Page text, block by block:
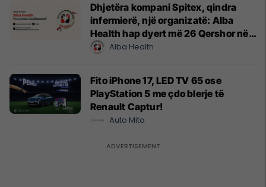
Dhjetëra kompani Spitex, qindra
infermierë, një organizatë: Alba
Health hap dyert më 26 Qershor në
CyrihAlba Health
Fito iPhone 17, LED TV 65 ose
PlayStation 5 me çdo blerje të
Renault Captur!
Auto Mita